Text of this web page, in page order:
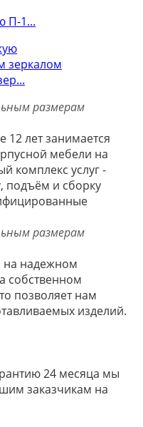
П-1...
лет занимается
мебели на
комплекс услуг -
подъём и сборку
на надежном
собственном
позволяет нам
изделий.
24 месяца мы
заказчикам на